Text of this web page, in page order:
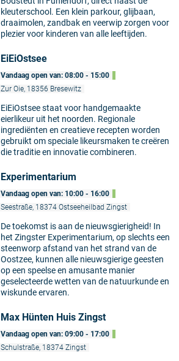
kleuterschool. Een klein parkour, glijbaan,
draaimolen, zandbak en veerwip zorgen voor
plezier voor kinderen van alle leeftijden.
EiEiOstsee
Vandaag open van: 08:00 - 15:00
Zur Oie, 18356 Bresewitz
EiEiOstsee staat voor handgemaakte
eierlikeur uit het noorden. Regionale
ingrediënten en creatieve recepten worden
gebruikt om speciale likeursmaken te creëren
die traditie en innovatie combineren.
Experimentarium
Vandaag open van: 10:00 - 16:00
Seestraße, 18374 Ostseeheilbad Zingst
De toekomst is aan de nieuwsgierigheid! In
het Zingster Experimentarium, op slechts een
steenworp afstand van het strand van de
Oostzee, kunnen alle nieuwsgierige geesten
op een speelse en amusante manier
geselecteerde wetten van de natuurkunde en
wiskunde ervaren.
Max Hünten Huis Zingst
Vandaag open van: 09:00 - 17:00
Schulstraße, 18374 Zingst